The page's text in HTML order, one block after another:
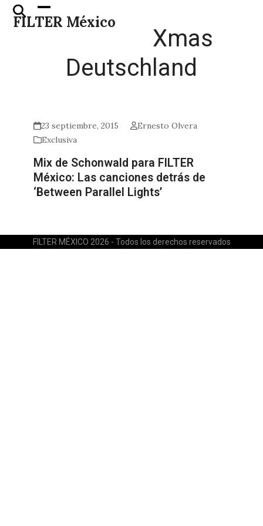
Skip
FILTER México
Open
mobile
Close
mobile
Xmas
Deutschland
23 septiembre, 2015
Ernesto Olvera
Exclusiva
Mix de Schonwald para FILTER
México: Las canciones detrás de
‘Between Parallel Lights’
FILTER MÉXICO 2026 - Todos los derechos reservados